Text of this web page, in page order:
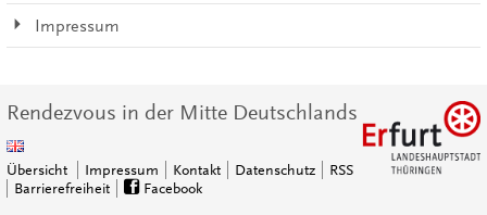
Impressum
Rendezvous in der Mitte Deutschlands
Übersicht Impressum Kontakt Datenschutz
RSS
Barrierefreiheit
Facebook